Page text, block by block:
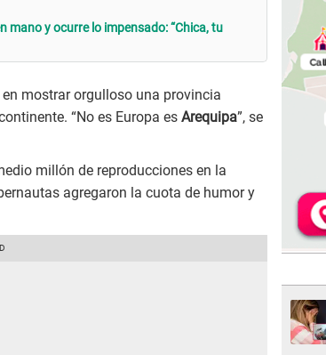
mano y ocurre lo impensado: “Chica, tu
mostrar orgulloso una provincia
“No es Europa es Arequipa”, se
millón de reproducciones en la
agregaron la cuota de humor y